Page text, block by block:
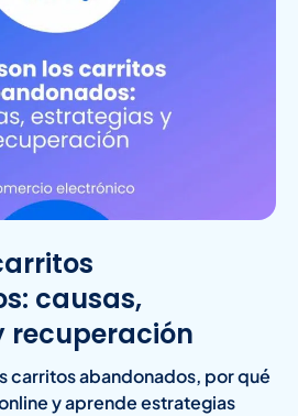
causas,
recuperación
carritos abandonados, por qué
y aprende estrategias